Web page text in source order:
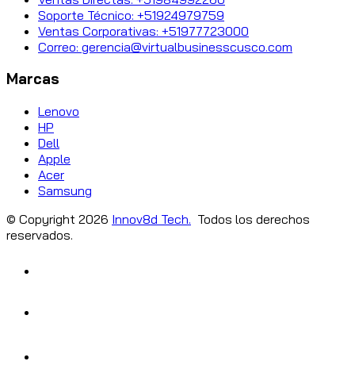
Soporte Técnico: +51924979759
Ventas Corporativas: +51977723000
Correo: gerencia@virtualbusinesscusco.com
Marcas
Lenovo
HP
Dell
Apple
Acer
Samsung
© Copyright 2026 Innov8d Tech. Todos los derechos
reservados.